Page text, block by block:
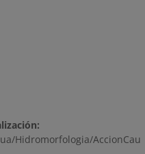
Hidromorfologia/AccionCau